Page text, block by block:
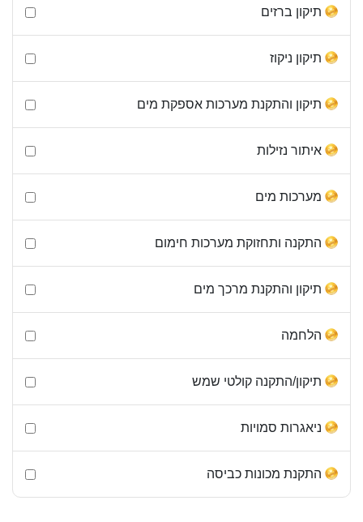
תיקון ברזים
תיקון ניקוז
תיקון והתקנת מערכות אספקת מים
איתור נזילות
מערכות מים
התקנה ותחזוקת מערכות חימום
תיקון והתקנת מרכך מים
הלחמה
תיקון/התקנה קולטי שמש
ניאגרות סמויות
התקנת מכונות כביסה